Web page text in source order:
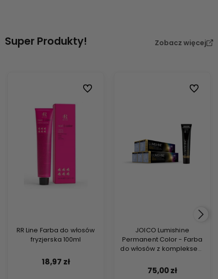
Super Produkty! Zobacz więcej
RR Line Farba do włosów
fryzjerska 100ml
18,97 zł
Do ulubionych
JOICO Lumishine
Permanent Color - Farba
do włosów z kompleksem
włosy 74ml
75,00 zł
Do